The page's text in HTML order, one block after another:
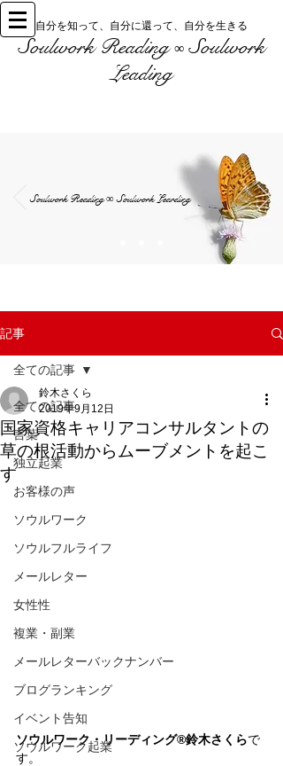
自分を知って、自分に還って、自分を生きる
Soulwork Reading∞Soulwork
Leading
Soulwork Reading∞ Soulwork Learding
記事
全ての記事
言葉
独立起業
お客様の声
ソウルワーク
ソウルフルライフ
メールレター
女性性
複業・副業
メールレターバックナンバー
ブログランキング
イベント告知
ソウルワーク起業
全ての記事
国家資格キャリアコンサルタントの
草の根活動からムーブメントを起こ
す
鈴木さくら
2019年9月12日
ソウルワーク・リーディング®鈴木さくらで
す。